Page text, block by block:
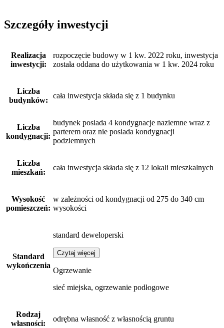
Szczegóły inwestycji
Realizacja
inwestycji:
rozpoczęcie budowy w 1 kw. 2022 roku, inwestycja
została oddana do użytkowania w 1 kw. 2024 roku
Liczba
budynków:
cała inwestycja składa się z 1 budynku
Liczba
kondygnacji:
budynek posiada 4 kondygnacje naziemne wraz z
parterem oraz nie posiada kondygnacji
podziemnych
Liczba
mieszkań:
cała inwestycja składa się z 12 lokali mieszkalnych
Wysokość
pomieszczeń:
w zależności od kondygnacji od 275 do 340 cm
wysokości
Standard
wykończenia
standard deweloperski
Czytaj więcej
Ogrzewanie
sieć miejska, ogrzewanie podłogowe
Rodzaj
własności:
odrębna własność z własnością gruntu